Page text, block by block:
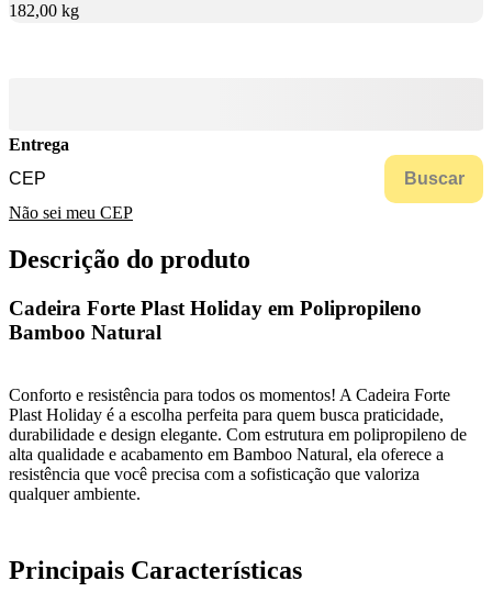
182,00 kg
Entrega
Buscar
Não sei meu CEP
Descrição do produto
Cadeira Forte Plast Holiday em Polipropileno
Bamboo Natural
Conforto e resistência para todos os momentos! A Cadeira Forte
Plast Holiday é a escolha perfeita para quem busca praticidade,
durabilidade e design elegante. Com estrutura em polipropileno de
alta qualidade e acabamento em Bamboo Natural, ela oferece a
resistência que você precisa com a sofisticação que valoriza
qualquer ambiente.
Principais Características